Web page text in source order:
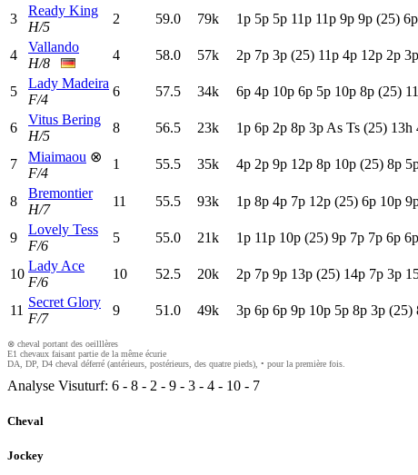
3
Ready King
H/5
2 59.0 79k 1p 5p 5p 11p 11p 9p 9p (25) 6p
4
Vallando
H/8
4 58.0 57k 2p 7p 3p (25) 11p 4p 12p 2p 3p
5
Lady Madeira
F/4
6 57.5 34k 6p 4p 10p 6p 5p 10p 8p (25)
6
Vitus Bering
H/5
8 56.5 23k 1p 6p 2p 8p 3p As Ts (25) 13h
7 Miaimaou ⊗
F/4
1 55.5 35k 4p 2p 9p 12p 8p 10p (25) 8p 5
8
Bremontier
H/7
11 55.5 93k 1p 8p 4p 7p 12p (25) 6p 10p 9
9
Lovely Tess
F/6
5 55.0 21k 1p 11p 10p (25) 9p 7p 7p 6p 6p
10
Lady Ace
F/6
10 52.5 20k 2p 7p 9p 13p (25) 14p 7p 3p
11
Secret Glory
F/7
9 51.0 49k 3p 6p 6p 9p 10p 5p 8p 3p (25)
⊗ cheval portant des oeilllères
E1 chevaux faisant partie de la même écurie
DA, DP, D4 cheval déferré (antérieurs, postérieurs, des quatre pieds), • pour la première fois.
Analyse Visuturf: 6 - 8 - 2 - 9 - 3 - 4 - 10 - 7
Cheval
Jockey